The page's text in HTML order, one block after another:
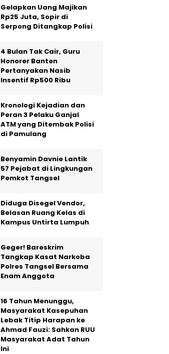
Gelapkan Uang Majikan
Rp25 Juta, Sopir di
Serpong Ditangkap Polisi
4 Bulan Tak Cair, Guru
Honorer Banten
Pertanyakan Nasib
Insentif Rp500 Ribu
Kronologi Kejadian dan
Peran 3 Pelaku Ganjal
ATM yang Ditembak Polisi
di Pamulang
Benyamin Davnie Lantik
57 Pejabat di Lingkungan
Pemkot Tangsel
Diduga Disegel Vendor,
Belasan Ruang Kelas di
Kampus Untirta Lumpuh
Geger! Bareskrim
Tangkap Kasat Narkoba
Polres Tangsel Bersama
Enam Anggota
16 Tahun Menunggu,
Masyarakat Kasepuhan
Lebak Titip Harapan ke
Ahmad Fauzi: Sahkan RUU
Masyarakat Adat Tahun
Ini